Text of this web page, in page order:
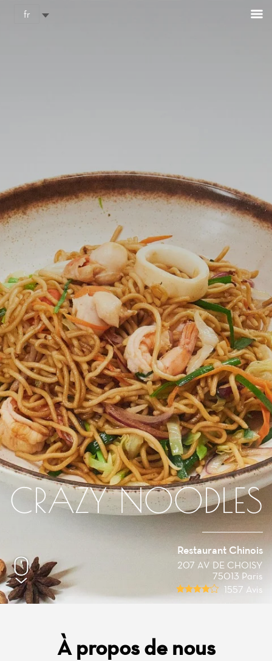
fr
CRAZY NOODLES
Restaurant Chinois
207 AV DE CHOISY
75013 Paris
1557 Avis
À propos de nous